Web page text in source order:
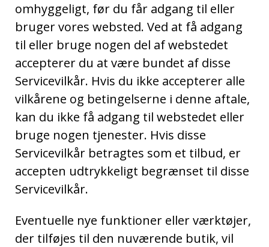
omhyggeligt, før du får adgang til eller
bruger vores websted. Ved at få adgang
til eller bruge nogen del af webstedet
accepterer du at være bundet af disse
Servicevilkår. Hvis du ikke accepterer alle
vilkårene og betingelserne i denne aftale,
kan du ikke få adgang til webstedet eller
bruge nogen tjenester. Hvis disse
Servicevilkår betragtes som et tilbud, er
accepten udtrykkeligt begrænset til disse
Servicevilkår.
Eventuelle nye funktioner eller værktøjer,
der tilføjes til den nuværende butik, vil